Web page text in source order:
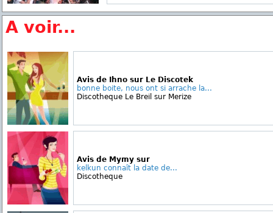
A voir...
Avis de Ihno sur Le Discotek
bonne boite, nous ont si arrache la...
Discotheque Le Breil sur Merize
Avis de Mymy sur
kelkun connaît la date de...
Discotheque